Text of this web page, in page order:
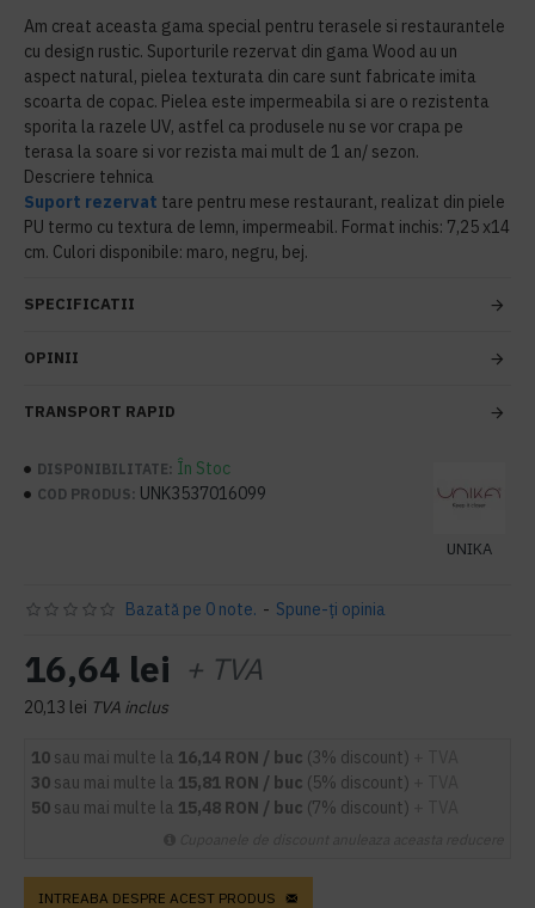
Am creat aceasta gama special pentru terasele si restaurantele
cu design rustic. Suporturile rezervat din gama Wood au un
aspect natural, pielea texturata din care sunt fabricate imita
scoarta de copac. Pielea este impermeabila si are o rezistenta
sporita la razele UV, astfel ca produsele nu se vor crapa pe
terasa la soare si vor rezista mai mult de 1 an/ sezon.
Descriere tehnica
Suport rezervat tare pentru mese restaurant, realizat din piele
PU termo cu textura de lemn, impermeabil. Format inchis: 7,25 x14
cm. Culori disponibile: maro, negru, bej.
SPECIFICATII
OPINII
TRANSPORT RAPID
DISPONIBILITATE: În Stoc
COD PRODUS: UNK3537016099
UNIKA
Bazată pe 0 note. - Spune-ţi opinia
16,64 lei + TVA
20,13 lei TVA inclus
10 sau mai multe la 16,14 RON / buc (3% discount)
30 sau mai multe la 15,81 RON / buc (5% discount)
50 sau mai multe la 15,48 RON / buc (7% discount)
INTREABA DESPRE ACEST PRODUS